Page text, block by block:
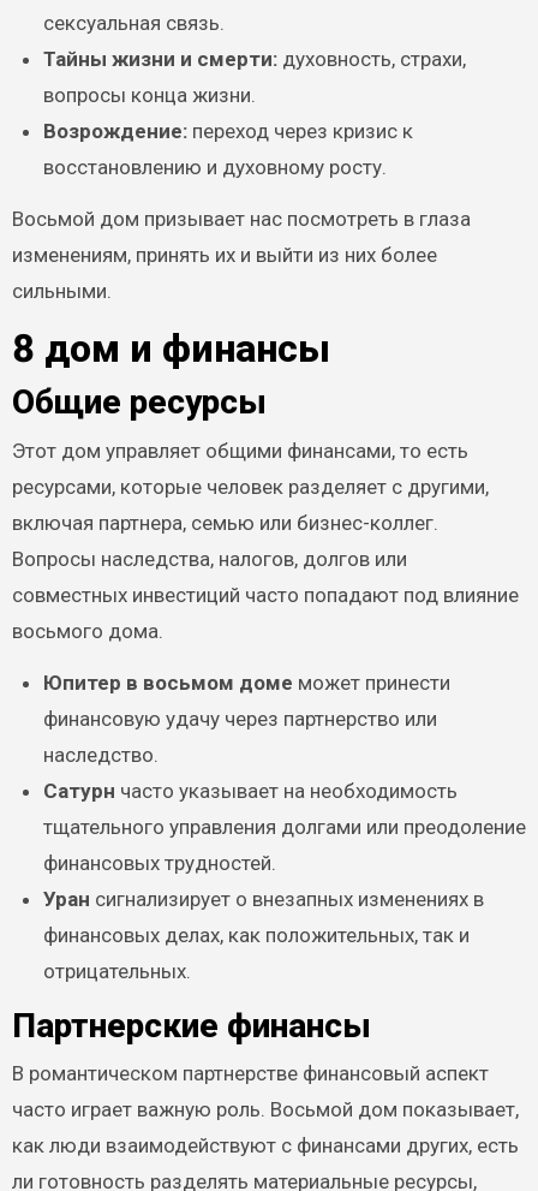
сексуальная связь.
Тайны жизни и смерти:духовность, страхи,
вопросы конца жизни.
Возрождение:переход через кризис к
восстановлению и духовному росту.
Восьмой дом призывает нас посмотреть в глаза
изменениям, принять их и выйти из них более
сильными.
8 дом и финансы
Общие ресурсы
Этот дом управляет общими финансами, то есть
ресурсами, которые человек разделяет с другими,
включая партнера, семью или бизнес-коллег.
Вопросы наследства, налогов, долгов или
совместных инвестиций часто попадают под влияние
восьмого дома.
Юпитер в восьмом доме может принести
финансовую удачу через партнерство или
наследство.
Сатурн часто указывает на необходимость
тщательного управления долгами или преодоление
финансовых трудностей.
Уран сигнализирует о внезапных изменениях в
финансовых делах, как положительных, так и
отрицательных.
Партнерские финансы
В романтическом партнерстве финансовый аспект
часто играет важную роль. Восьмой дом показывает,
как люди взаимодействуют с финансами других, есть
ли готовность разделять материальные ресурсы,